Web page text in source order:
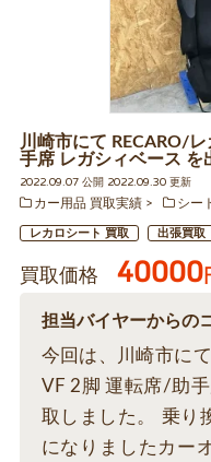
川崎市にて RECARO/
手席 レガシィベース を
2022.09.07 公開 2022.09.30 更新
カー用品 買取実績
シー
レカロシート 買取 出張買取
買取価格 40000
担当バイヤーからの
今回は、川崎市に
VF 2脚 運転席/助
取しました。 乗り
になりましたカー